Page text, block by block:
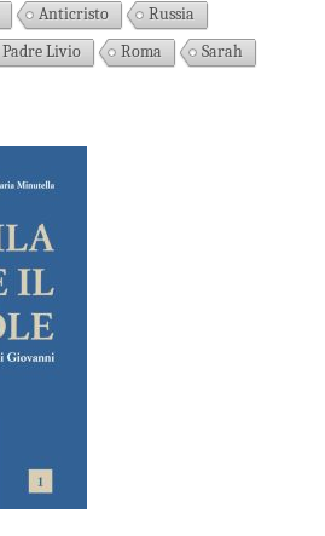
Anticristo
Russia
Padre Livio Roma Sarah